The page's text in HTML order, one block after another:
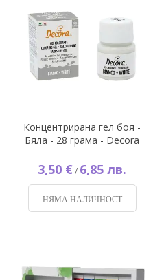
Концентрирана гел боя -
Бяла - 28 грама - Decora
3,50 € / 6,85 лв.
НЯМА НАЛИЧНОСТ